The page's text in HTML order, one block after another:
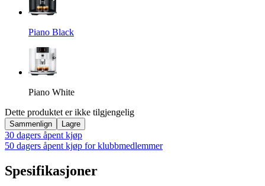
Piano Black
Piano White
Dette produktet er ikke tilgjengelig
Sammenlign Lagre
30 dagers åpent kjøp
50 dagers åpent kjøp for klubbmedlemmer
Spesifikasjoner